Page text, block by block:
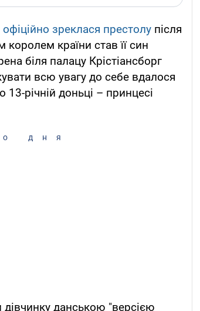
офіційно зреклася престолу після
королем країни став її син
біля палацу Крістіансборг
всю увагу до себе вдалося
13-річній доньці – принцесі
дня
данською "версією